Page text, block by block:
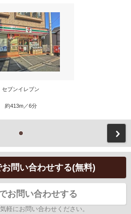
セブンイレブン
約413m／6分
問い合わせする(無料)
お問い合わせする
軽にお問い合わせください。